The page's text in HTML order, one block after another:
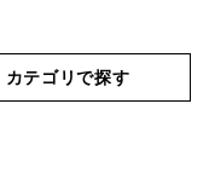
カテゴリで探す